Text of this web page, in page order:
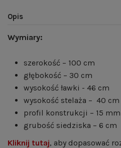
Opis
Wymiary:
szerokość – 100 cm
głębokość – 30 cm
wysokość ławki - 46 cm
wysokość stelaża – 40 cm
profil konstrukcji – 15 mm
grubość siedziska – 6 cm
Kliknij tutaj, aby dopasować